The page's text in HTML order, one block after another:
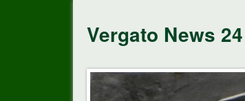
Vergato News 24